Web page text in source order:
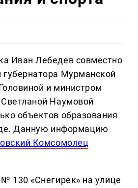
Иван Лебедев совместно
губернатора Мурманской
и министром
Наумовой
объектов образования
Данную информацию
Комсомолец
130 «Снегирек» на улице